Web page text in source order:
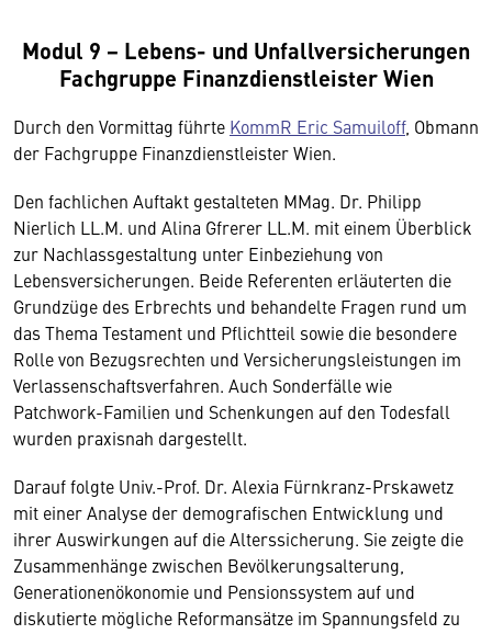
Modul 9 − Lebens- und Unfallversicherungen
Fachgruppe Finanzdienstleister Wien
Durch den Vormittag führte KommR Eric Samuiloff, Obmann
der Fachgruppe Finanzdienstleister Wien.
Den fachlichen Auftakt gestalteten MMag. Dr. Philipp
Nierlich LL.M. und Alina Gfrerer LL.M. mit einem Überblick
zur Nachlassgestaltung unter Einbeziehung von
Lebensversicherungen. Beide Referenten erläuterten die
Grundzüge des Erbrechts und behandelte Fragen rund um
das Thema Testament und Pflichtteil sowie die besondere
Rolle von Bezugsrechten und Versicherungsleistungen im
Verlassenschaftsverfahren. Auch Sonderfälle wie
Patchwork-Familien und Schenkungen auf den Todesfall
wurden praxisnah dargestellt.
Darauf folgte Univ.-Prof. Dr. Alexia Fürnkranz-Prskawetz
mit einer Analyse der demografischen Entwicklung und
ihrer Auswirkungen auf die Alterssicherung. Sie zeigte die
Zusammenhänge zwischen Bevölkerungsalterung,
Generationenökonomie und Pensionssystem auf und
diskutierte mögliche Reformansätze im Spannungsfeld zu